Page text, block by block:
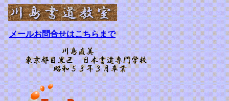
メールお問合せはこちらまで